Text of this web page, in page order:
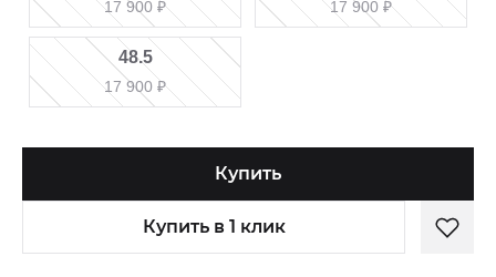
17 900 ₽ 17 900 ₽
48.5
17 900 ₽
Купить
Купить в 1 клик